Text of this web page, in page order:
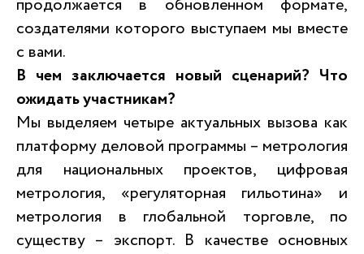
продолжается в обновленном формате,
создателями которого выступаем мы вместе
с вами.
В чем заключается новый сценарий? Что
ожидать участникам?
Мы выделяем четыре актуальных вызова как
платформу деловой программы – метрология
для национальных проектов, цифровая
метрология, «регуляторная гильотина» и
метрология в глобальной торговле, по
существу – экспорт. В качестве основных